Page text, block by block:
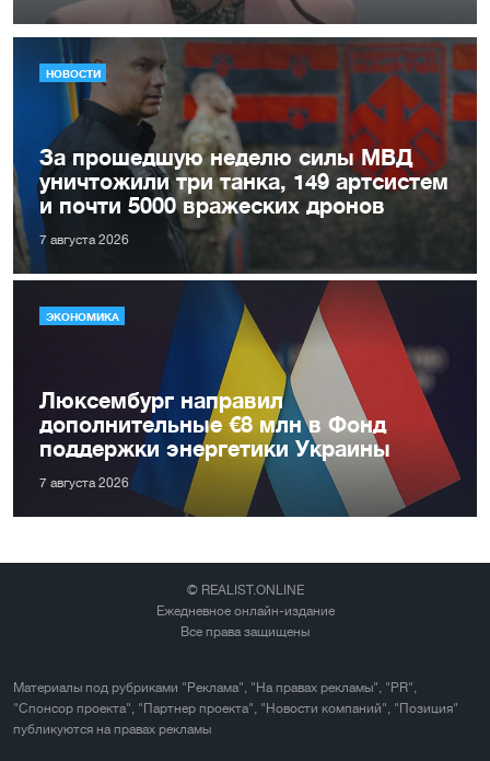
НОВОСТИ
За прошедшую неделю силы МВД
уничтожили три танка, 149 артсистем
и почти 5000 вражеских дронов
7 августа 2026
ЭКОНОМИКА
Люксембург направил
дополнительные €8 млн в Фонд
поддержки энергетики Украины
7 августа 2026
© REALIST.ONLINE
Ежедневное онлайн-издание
Все права защищены
Материалы под рубриками "Реклама", "На правах рекламы", "PR",
"Спонсор проекта", "Партнер проекта", "Новости компаний", "Позиция"
публикуются на правах рекламы